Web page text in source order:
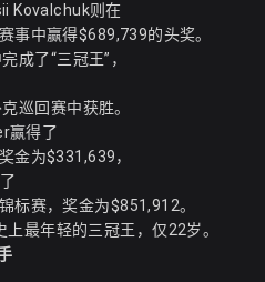
Kovalchuk则在
事中赢得$689,739的头奖。
成了“三冠王”，
巡回赛中获胜。
赢得了
金为$331,639，
标赛，奖金为$851,912。
最年轻的三冠王，仅22岁。